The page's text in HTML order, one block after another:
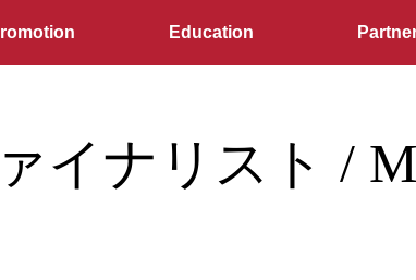
Education
イナリスト /